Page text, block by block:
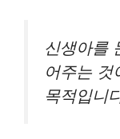
신생아를
어주는 것
목적입니